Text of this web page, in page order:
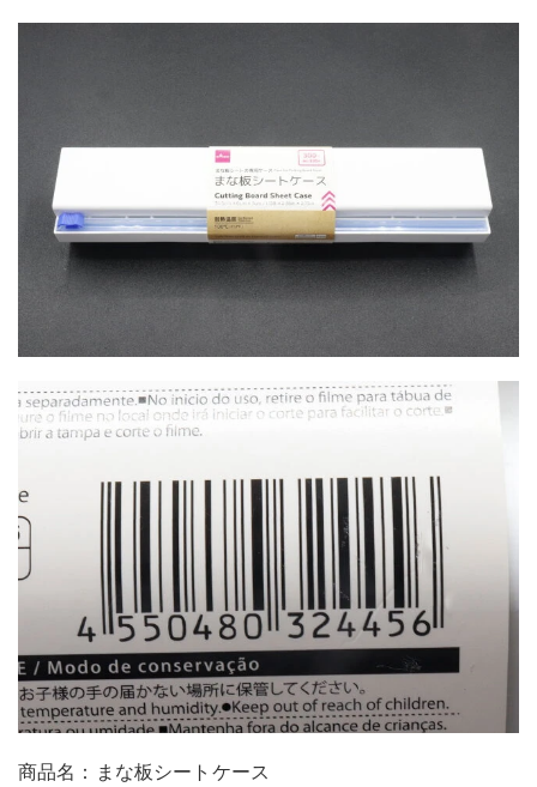
商品名：まな板シートケース